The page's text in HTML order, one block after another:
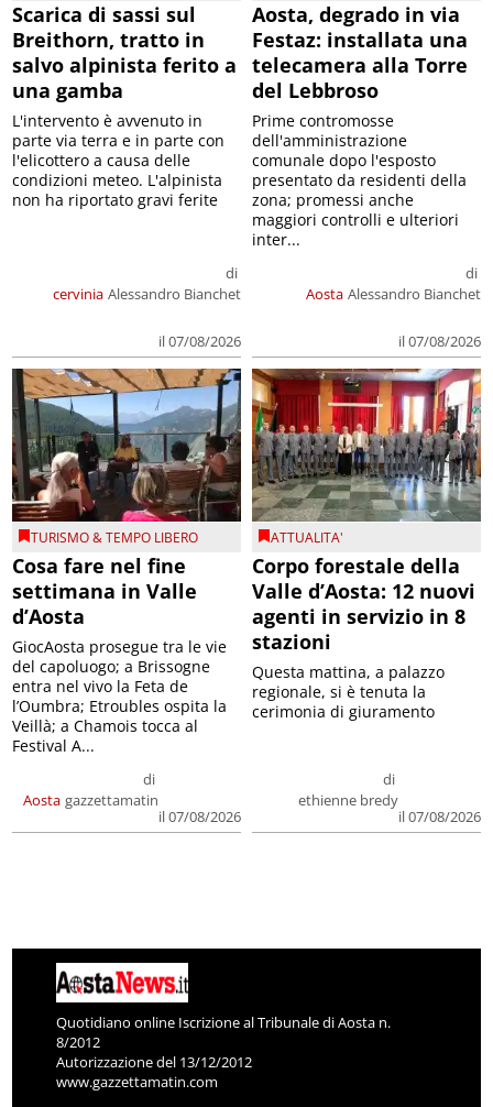
Scarica di sassi sul
Breithorn, tratto in
salvo alpinista ferito a
una gamba
cervinia
di
Alessandro Bianchet
il 07/08/2026
L'intervento è avvenuto in
parte via terra e in parte con
l'elicottero a causa delle
condizioni meteo. L'alpinista
non ha riportato gravi ferite
Aosta, degrado in via
Festaz: installata una
telecamera alla Torre
del Lebbroso
Aosta
di
Alessandro Bianchet
il 07/08/2026
Prime contromosse
dell'amministrazione
comunale dopo l'esposto
presentato da residenti della
zona; promessi anche
maggiori controlli e ulteriori
inter...
TURISMO & TEMPO LIBERO
Cosa fare nel fine
settimana in Valle
d’Aosta
Aosta
di
gazzettamatin
il 07/08/2026
GiocAosta prosegue tra le vie
del capoluogo; a Brissogne
entra nel vivo la Feta de
l’Oumbra; Etroubles ospita la
Veillà; a Chamois tocca al
Festival A...
ATTUALITA'
Corpo forestale della
Valle d’Aosta: 12 nuovi
agenti in servizio in 8
stazioni
di
ethienne bredy
il 07/08/2026
Questa mattina, a palazzo
regionale, si è tenuta la
cerimonia di giuramento
Quotidiano online Iscrizione al Tribunale di Aosta n.
8/2012
Autorizzazione del 13/12/2012
www.gazzettamatin.com